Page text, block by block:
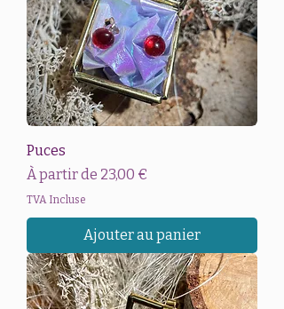
Puces
À partir de 23,00 €
Prix promotionnel
TVA Incluse
Ajouter au panier